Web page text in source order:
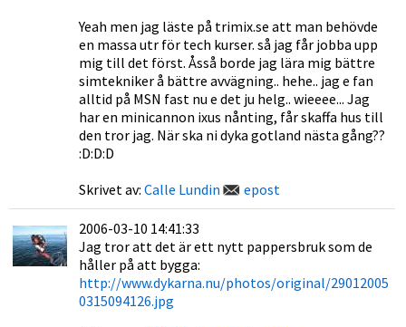
Yeah men jag läste på trimix.se att man behövde
en massa utr för tech kurser. så jag får jobba upp
mig till det först. Åsså borde jag lära mig bättre
simtekniker å bättre avvägning.. hehe.. jag e fan
alltid på MSN fast nu e det ju helg.. wieeee... Jag
har en minicannon ixus nånting, får skaffa hus till
den tror jag. När ska ni dyka gotland nästa gång??
:D:D:D
Skrivet av: Calle Lundin epost
2006-03-10 14:41:33
Jag tror att det är ett nytt pappersbruk som de
håller på att bygga:
http://www.dykarna.nu/photos/original/29012005
0315094126.jpg